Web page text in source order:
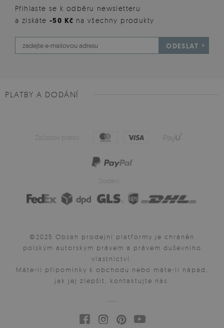
Přihlaste se k odběru newsletteru
a získáte -50 Kč na všechny produkty
ODESLAT
PLATBY A DODÁNÍ
Způsoby platby:
Dodání:
©2025 Obsah prodejní platformy je chráněn
polským autorským právem a právem duševního
vlastnictví.
Máte-li připomínky k obchodu nebo máte-li nápad,
jak jej zlepšit, kontaktujte nás.